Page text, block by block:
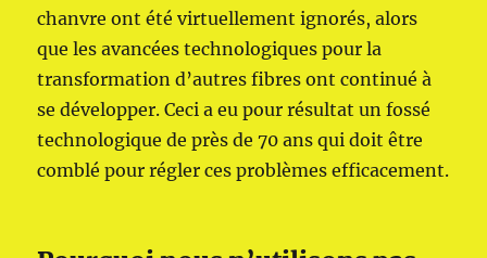
chanvre ont été virtuellement ignorés, alors
que les avancées technologiques pour la
transformation d’autres fibres ont continué à
se développer. Ceci a eu pour résultat un fossé
technologique de près de 70 ans qui doit être
comblé pour régler ces problèmes efficacement.